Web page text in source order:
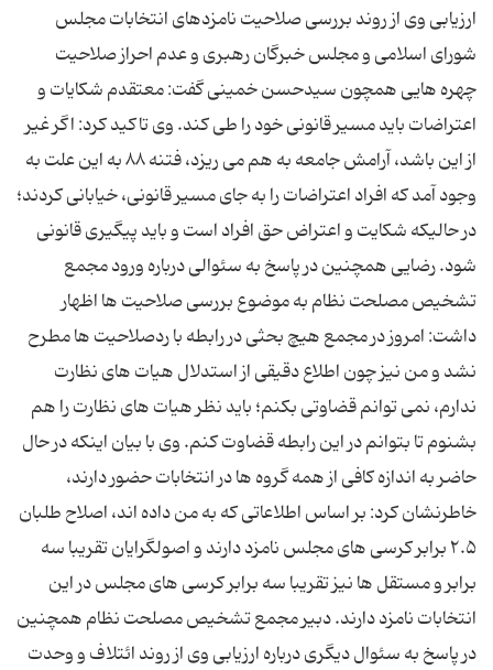
ارزیابی وی از روند بررسی صلاحیت نامزدهای انتخابات مجلس
شورای اسلامی و مجلس خبرگان رهبری و عدم احراز صلاحیت
چهره هایی همچون سیدحسن خمینی گفت: معتقدم شکایات و
اعتراضات باید مسیر قانونی خود را طی کند. وی تاکید کرد: اگر غیر
از این باشد، آرامش جامعه به هم می ریزد، فتنه ۸۸ به این علت به
وجود آمد که افراد اعتراضات را به جای مسیر قانونی، خیابانی کردند؛
در حالیکه شکایت و اعتراض حق افراد است و باید پیگیری قانونی
شود. رضایی همچنین در پاسخ به سئوالی درباره ورود مجمع
تشخیص مصلحت نظام به موضوع بررسی صلاحیت ها اظهار
داشت: امروز در مجمع هیچ بحثی در رابطه با ردصلاحیت ها مطرح
نشد و من نیز چون اطلاع دقیقی از استدلال هیات های نظارت
ندارم، نمی توانم قضاوتی بکنم؛ باید نظر هیات های نظارت را هم
بشنوم تا بتوانم در این رابطه قضاوت کنم. وی با بیان اینکه در حال
حاضر به اندازه کافی از همه گروه ها در انتخابات حضور دارند،
خاطرنشان کرد: بر اساس اطلاعاتی که به من داده اند، اصلاح طلبان
۲.۵ برابر کرسی های مجلس نامزد دارند و اصولگرایان تقریبا سه
برابر و مستقل ها نیز تقریبا سه برابر کرسی های مجلس در این
انتخابات نامزد دارند. دبیر مجمع تشخیص مصلحت نظام همچنین
در پاسخ به سئوال دیگری درباره ارزیابی وی از روند ائتلاف و وحدت